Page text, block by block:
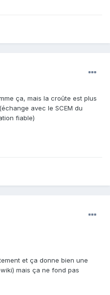
ça, mais la croûte est plus
avec le SCEM du
fiable)
et ça donne bien une
mais ça ne fond pas